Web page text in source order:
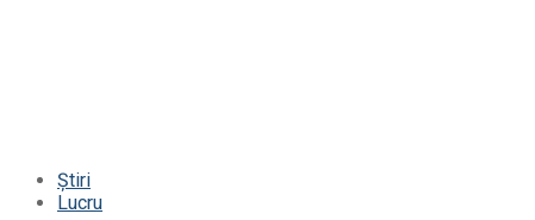
Știri
Lucru